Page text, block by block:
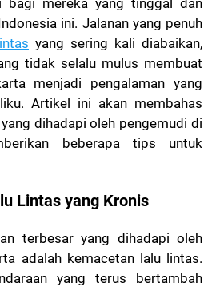
bagi mereka yang tinggal dan
ini. Jalanan yang penuh
yang sering kali diabaikan,
tidak selalu mulus membuat
menjadi pengalaman yang
Artikel ini akan membahas
dihadapi oleh pengemudi di
beberapa tips untuk
Lintas yang Kronis
terbesar yang dihadapi oleh
adalah kemacetan lalu lintas.
yang terus bertambah